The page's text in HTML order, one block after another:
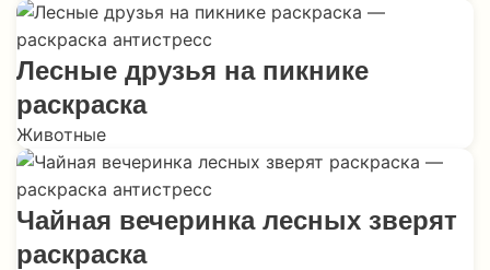
Лесные друзья на пикнике
раскраска
Животные
Чайная вечеринка лесных зверят
раскраска